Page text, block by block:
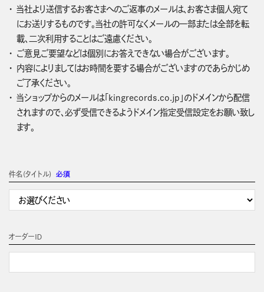
当社より送信するお客さまへのご返事のメールは、お客さま個人宛て
にお送りするものです。当社の許可なくメールの一部または全部を転
載、二次利用することはご遠慮ください。
ご意見ご要望などは個別にお答えできない場合がございます。
内容によりましてはお時間を要する場合がございますのであらかじめ
ご了承ください。
当ショップからのメールは「kingrecords.co.jp」のドメインから配信
されますので、必ず受信できるようドメイン指定受信設定をお願い致し
ます。
件名(タイトル) 必須
オーダーＩＤ